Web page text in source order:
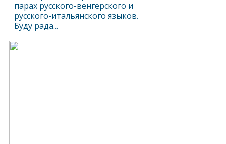
парах русского-венгерского и
русского-итальянского языков.
Буду рада...